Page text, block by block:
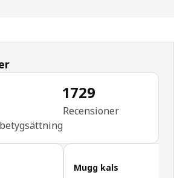
4.9 / 5 stjärnor. Totalt antal
1729
Recensioner
Mugg kals